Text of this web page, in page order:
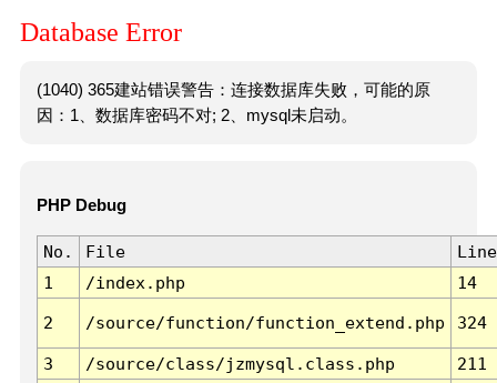
Database Error
(1040) 365建站错误警告：连接数据库失败，可能的原
因：1、数据库密码不对; 2、mysql未启动。
PHP Debug
No. File
Line
1
/index.php 14
2 /source/function/function_extend.php 324
3 /source/class/jzmysql.class.php
211